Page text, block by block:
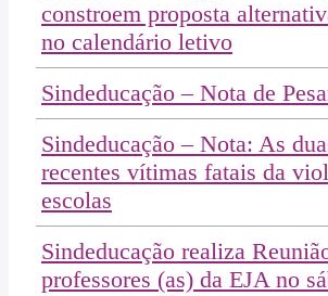
constroem proposta
no calendário letivo
Sindeducação – Nota de
Sindeducação – Nota: As
recentes vítimas fatais da
escolas
Sindeducação realiza
professores (as) da EJA no